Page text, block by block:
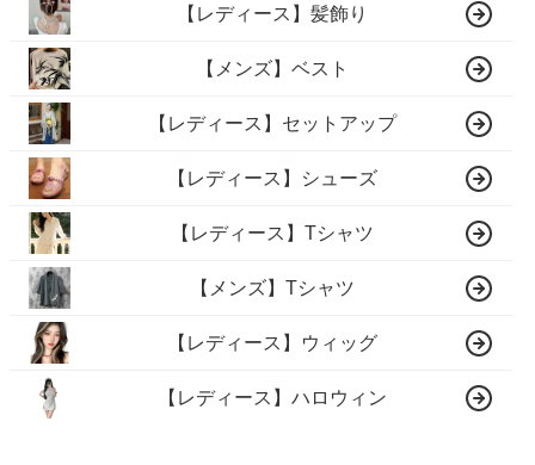
【レディース】髪飾り
【メンズ】ベスト
【レディース】セットアップ
【レディース】シューズ
【レディース】Tシャツ
【メンズ】Tシャツ
【レディース】ウィッグ
【レディース】ハロウィン